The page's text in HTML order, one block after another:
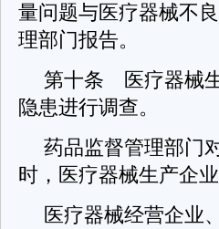
量问题与医疗器械不
理部门报告。
第十条 医疗器械
隐患进行调查。
药品监督管理部门
时，医疗器械生产企
医疗器械经营企业